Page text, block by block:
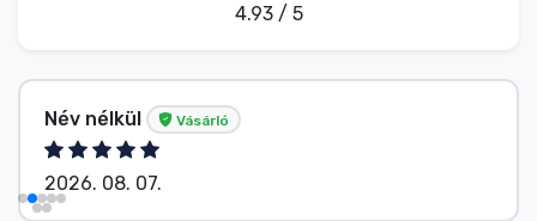
4.93 / 5
Név nélkül Vásárló
2026. 08. 07.